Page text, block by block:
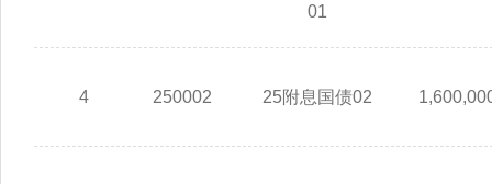
01
4 250002 25附息国债02